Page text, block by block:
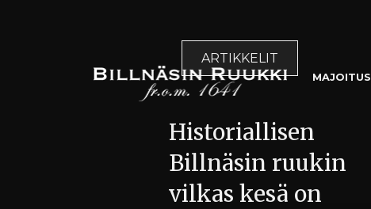
MAJOITUS
ARTIKKELIT
Historiallisen
Billnäsin ruukin
vilkas kesä on